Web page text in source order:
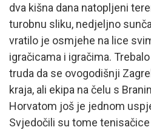
dva kišna dana natopljeni
turobnu sliku, nedjeljno
vratilo je osmjehe na lice
igračicama i igračima.
truda da se ovogodišnji
kraja, ali ekipa na čelu s
Horvatom još je jednom
Svjedočili su tome